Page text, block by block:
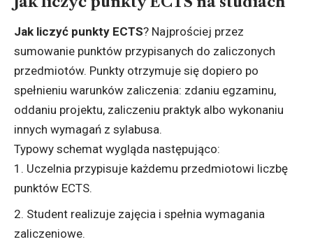
Jak liczyć punkty ECTS? Najprościej przez
sumowanie punktów przypisanych do zaliczonych
przedmiotów. Punkty otrzymuje się dopiero po
spełnieniu warunków zaliczenia: zdaniu egzaminu,
oddaniu projektu, zaliczeniu praktyk albo wykonaniu
innych wymagań z sylabusa.
Typowy schemat wygląda następująco:
Uczelnia przypisuje każdemu przedmiotowi liczbę
punktów ECTS.
Student realizuje zajęcia i spełnia wymagania
zaliczeniowe.